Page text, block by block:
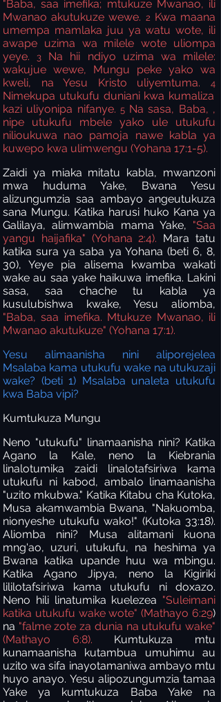
"Baba, saa imefika; mtukuze Mwanao, ili
Mwanao akutukuze wewe. 2Kwa maana
umempa mamlaka juu ya watu wote, ili
awape uzima wa milele wote uliompa
yeye.
3
Na hii ndiyo uzima wa milele:
wakujue wewe, Mungu peke yako wa
kweli, na Yesu Kristo uliyemtuma. 4
Nimekupa utukufu duniani kwa kumaliza
kazi uliyonipa nifanye. 5Na sasa, Baba, ,
nipe utukufu mbele yako ule utukufu
nilioukuwa nao pamoja nawe kabla ya
kuwepo kwa ulimwengu (Yohana 17:1-5).
Zaidi ya miaka mitatu kabla, mwanzoni
mwa huduma Yake, Bwana Yesu
alizungumzia saa ambayo angeutukuza
sana Mungu. Katika harusi huko Kana ya
Galilaya, alimwambia mama Yake, "Saa
yangu haijafika" (Yohana 2:4). Mara tatu
katika sura ya saba ya Yohana (beti 6, 8,
30), Yeye pia alisema kwamba wakati
wake au saa yake haikuwa imefika. Lakini
sasa, saa chache tu kabla ya
kusulubishwa kwake, Yesu aliomba,
"Baba, saa imefika. Mtukuze Mwanao, ili
Mwanao akutukuze" (Yohana 17:1).
Yesu alimaanisha nini aliporejelea
Msalaba kama utukufu wake na utukuzaji
wake? (beti 1) Msalaba unaleta utukufu
kwa Baba vipi?
Kumtukuza Mungu
Neno "utukufu" linamaanisha nini? Katika
Agano la Kale, neno la Kiebrania
linalotumika zaidi linalotafsiriwa kama
utukufu ni kabod, ambalo linamaanisha
"uzito mkubwa." Katika Kitabu cha Kutoka,
Musa akamwambia Bwana, "Nakuomba,
nionyeshe utukufu wako!" (Kutoka 33:18).
Aliomba nini? Musa alitamani kuona
mng'ao, uzuri, utukufu, na heshima ya
Bwana katika upande huu wa mbingu.
Katika Agano Jipya, neno la Kigiriki
lililotafsiriwa kama utukufu ni doxazo.
Neno hili linatumika kuelezea "Suleimani
katika utukufu wake wote" (Mathayo 6:29)
na "falme zote za dunia na utukufu wake"
(Mathayo 6:8). Kumtukuza mtu
kunamaanisha kutambua umuhimu au
uzito wa sifa inayotamaniwa ambayo mtu
huyo anayo. Yesu alipozungumzia tamaa
Yake ya kumtukuza Baba Yake na